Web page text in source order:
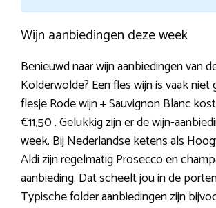
Wijn aanbiedingen deze week
Benieuwd naar wijn aanbiedingen van
Kolderwolde? Een fles wijn is vaak
flesje Rode wijn + Sauvignon Blanc
€11,50 . Gelukkig zijn er de wijn-
week. Bij Nederlandse ketens als
Aldi zijn regelmatig Prosecco en
aanbieding. Dat scheelt jou in de
Typische folder aanbiedingen zijn